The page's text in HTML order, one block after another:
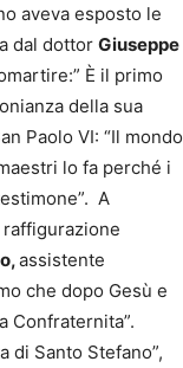
aveva esposto le
dal dottor Giuseppe
È il primo
della sua
Paolo VI: “Il mondo
lo fa perché i
A
assistente
che dopo Gesù e
Confraternita”.
di Santo Stefano”,